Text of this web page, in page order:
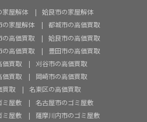
家屋解体
姶良市の家屋解体
の家屋解体
都城市の高価買取
の高価買取
姶良市の高価買取
の高価買取
豊田市の高価買取
価買取
刈谷市の高価買取
価買取
岡崎市の高価買取
買取
名東区の高価買取
ミ屋敷
名古屋市のゴミ屋敷
ミ屋敷
薩摩川内市のゴミ屋敷